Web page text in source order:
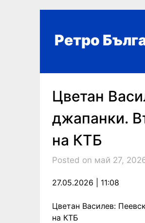
Ретро
Цветан
джапанки.
на КТБ
Posted on май 27,
27.05.2026 | 11:08
Цветан Василев:
на КТБ